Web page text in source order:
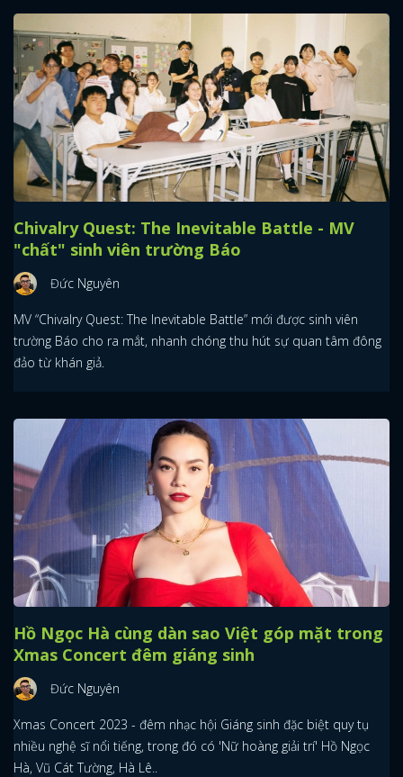
FACEBOOK
Chivalry Quest: The Inevitable Battle - MV
"chất" sinh viên trường Báo
Đức Nguyên
MV “Chivalry Quest: The Inevitable Battle” mới được sinh viên
trường Báo cho ra mắt, nhanh chóng thu hút sự quan tâm đông
đảo từ khán giả.
Hồ Ngọc Hà cùng dàn sao Việt góp mặt trong
Xmas Concert đêm giáng sinh
Đức Nguyên
Xmas Concert 2023 - đêm nhạc hội Giáng sinh đặc biệt quy tụ
nhiều nghệ sĩ nổi tiếng, trong đó có 'Nữ hoàng giải trí' Hồ Ngọc
Hà, Vũ Cát Tường, Hà Lê..